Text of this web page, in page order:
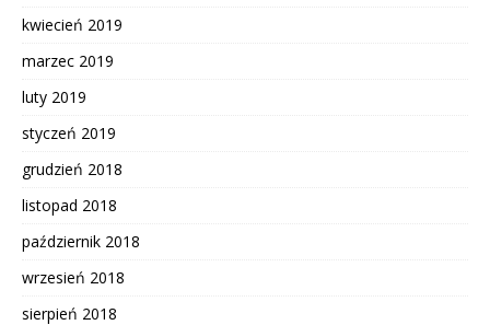
kwiecień 2019
marzec 2019
luty 2019
styczeń 2019
grudzień 2018
listopad 2018
październik 2018
wrzesień 2018
sierpień 2018